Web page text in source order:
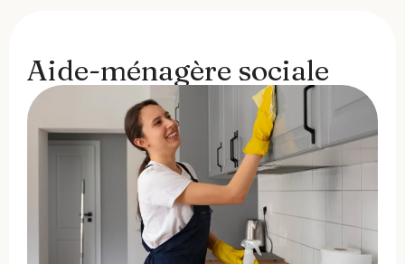
Aide-ménagère sociale